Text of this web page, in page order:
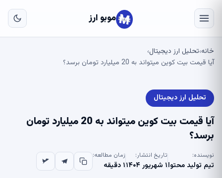
موبو ارز
خانه›تحلیل ارز دیجیتال›
آیا قیمت بیت کوین میتواند به 20 میلیارد تومان برسد؟
تحلیل ارز دیجیتال
آیا قیمت بیت کوین میتواند به 20 میلیارد تومان
برسد؟
نویسنده:
تیم تولید محتوا
تاریخ انتشار:
۱ شهریور ۱۴۰۴
زمان مطالعه:
۱ دقیقه